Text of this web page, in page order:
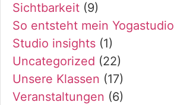
Sichtbarkeit (9)
So entsteht mein Yogastudio
Studio insights (1)
Uncategorized (22)
Unsere Klassen (17)
Veranstaltungen (6)